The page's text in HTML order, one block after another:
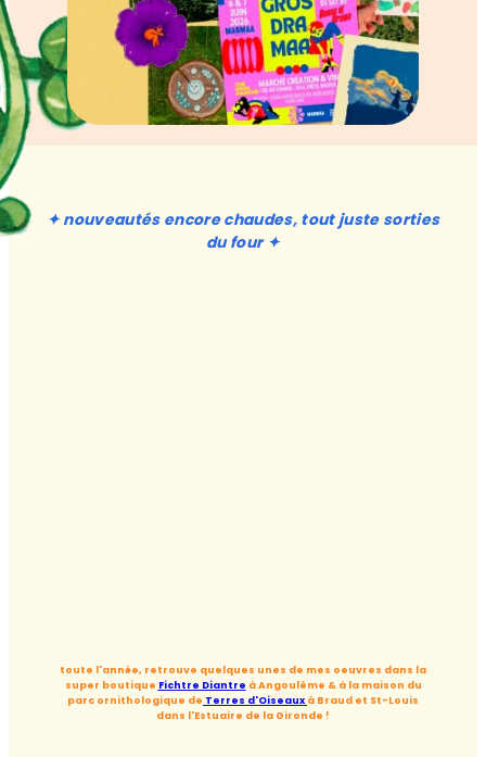
✦ nouveautés encore chaudes, tout juste sorties
du four ✦
L'ÉCHOPPE :
toute l'année, retrouve quelques unes de mes oeuvres dans la
super boutique Fichtre Diantre à Angoulême & à la maison du
parc ornithologique de Terres d'Oiseaux à Braud et St-Louis
dans l'Estuaire de la Gironde !